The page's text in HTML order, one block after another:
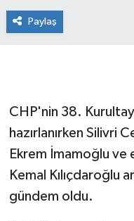
Paylaş
CHP'nin 38.
hazırlanırken Silivri
Ekrem İmamoğlu ve
Kemal Kılıçdaroğlu
gündem oldu.